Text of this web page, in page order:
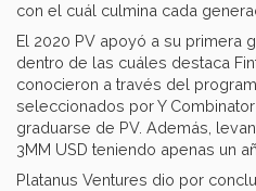
con el cuál culmina cada
El 2020 PV apoyó a su primera
dentro de las cuáles destaca
conocieron a través del
seleccionados por Y
graduarse de PV. Además,
3MM USD teniendo apenas un
Platanus Ventures dio por